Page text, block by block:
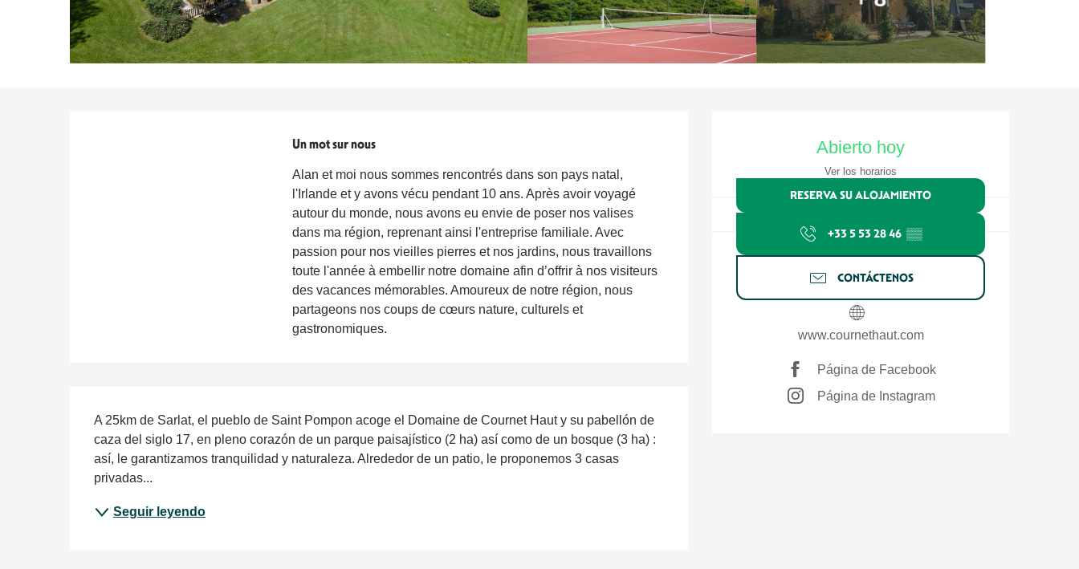
Horarios y datos de contacto
Abierto hoy
Ver los horarios
RESERVA SU ALOJAMIENTO
+33 5 53 28 46 ▒▒
CONTÁCTENOS
www.cournethaut.com
Página de Facebook
Página de Instagram
Un mot sur nous
Alan et moi nous sommes rencontrés dans son pays natal,
l'Irlande et y avons vécu pendant 10 ans. Après avoir voyagé
autour du monde, nous avons eu envie de poser nos valises
dans ma région, reprenant ainsi l'entreprise familiale. Avec
passion pour nos vieilles pierres et nos jardins, nous travaillons
toute l'année à embellir notre domaine afin d’offrir à nos visiteurs
des vacances mémorables. Amoureux de notre région, nous
partageons nos coups de cœurs nature, culturels et
gastronomiques.
Descripción
A 25km de Sarlat, el pueblo de Saint Pompon acoge el Domaine de Cournet Haut y su pabellón de
caza del siglo 17, en pleno corazón de un parque paisajístico (2 ha) así como de un bosque (3 ha) :
así, le garantizamos tranquilidad y naturaleza. Alrededor de un patio, le proponemos 3 casas
privadas...
Seguir leyendo